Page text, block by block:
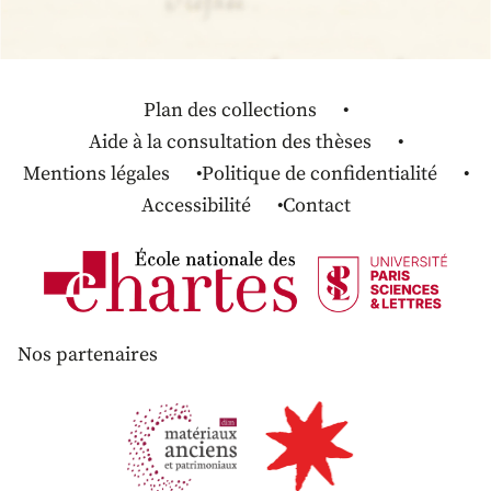
Plan des collections
Aide à la consultation des thèses
Mentions légales
Politique de confidentialité
Accessibilité
Contact
Nos partenaires